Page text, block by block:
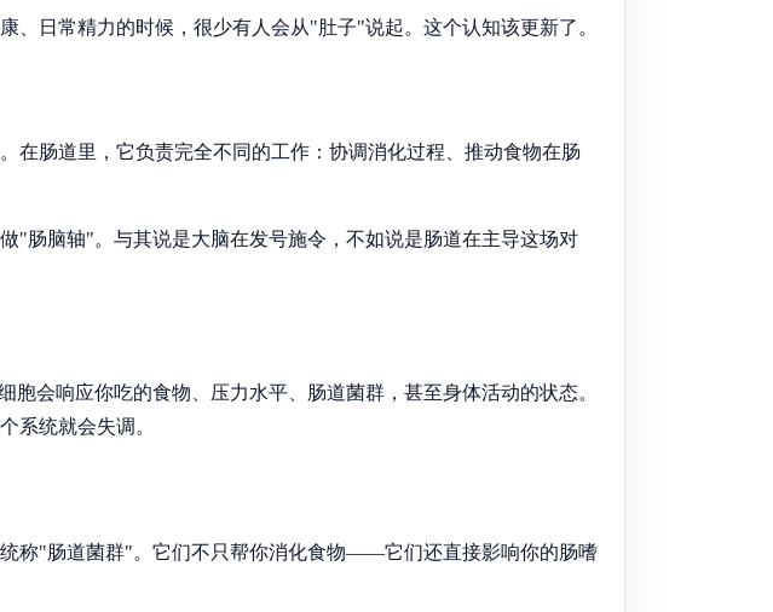
日常精力的时候，很少有人会从"肚子"说起。这个认知该更新了。
在肠道里，它负责完全不同的工作：协调消化过程、推动食物在肠
"肠脑轴"。与其说是大脑在发号施令，不如说是肠道在主导这场对
会响应你吃的食物、压力水平、肠道菌群，甚至身体活动的状态。
系统就会失调。
称"肠道菌群"。它们不只帮你消化食物——它们还直接影响你的肠嗜